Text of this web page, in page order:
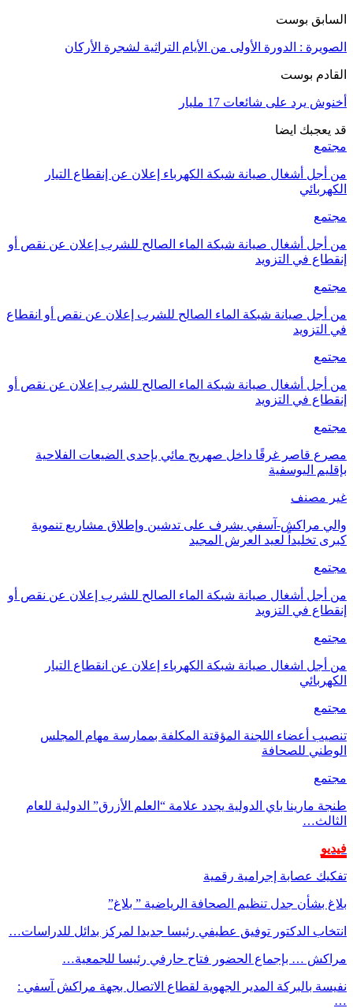
السابق بوست
الصويرة : الدورة الأولى من الأيام التراثية لشجرة الأركان
القادم بوست
أخنوش يرد على شائعات 17 مليار‎
قد يعجبك ايضا
مجتمع
من أجل أشغال صيانة شبكة الكهرباء إعلان عن إنقطاع التيار
الكهربائي
مجتمع
من أجل أشغال صيانة شبكة الماء الصالح للشرب إعلان عن نقص أو
إنقطاع في التزويد
مجتمع
من أجل صيانة شبكة الماء الصالح للشرب إعلان عن نقص أو انقطاع
في التزويد
مجتمع
من أجل أشغال صيانة شبكة الماء الصالح للشرب إعلان عن نقص أو
إنقطاع في التزويد
مجتمع
مصرع قاصر غرقًا داخل صهريج مائي بإحدى الضيعات الفلاحية
بإقليم اليوسفية
غير مصنف
والي مراكش-آسفي يشرف على تدشين وإطلاق مشاريع تنموية
كبرى تخليداً لعيد العرش المجيد
مجتمع
من أجل أشغال صيانة شبكة الماء الصالح للشرب إعلان عن نقص أو
إنقطاع في التزويد
مجتمع
من أجل اشغال صيانة شبكة الكهرباء إعلان عن انقطاع التيار
الكهربائي
مجتمع
تنصيب أعضاء اللجنة المؤقتة المكلفة بممارسة مهام المجلس
الوطني للصحافة
مجتمع
طنجة مارينا باي الدولية يجدد علامة “العلم الأزرق” الدولية للعام
الثالث…
فيديو
تفكيك عصابة إجرامية رقمية
بلاغ بشأن جدل تنظيم الصحافة الرياضية ” بلاغ”
انتخاب الدكتور توفيق عطيفي رئيسا جديدا لمركز بدائل للدراسات…
مراكش … بإجماع الحضور فتاح حارفي رئيسا للجمعية…
نفيسة بالبركة المدير الجهوية لقطاع الاتصال بجهة مراكش آسفي :
…